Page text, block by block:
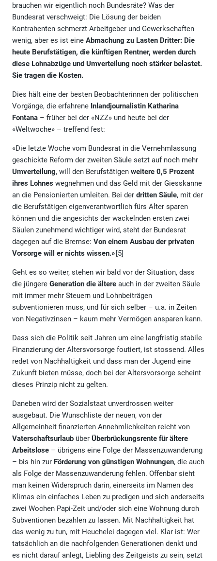
brauchen wir eigentlich noch Bundesräte? Was der
Bundesrat verschweigt: Die Lösung der beiden
Kontrahenten schmerzt Arbeitgeber und Gewerkschaften
wenig, aber es ist eine Abmachung zu Lasten Dritter: Die
heute Berufstätigen, die künftigen Rentner, werden durch
diese Lohnabzüge und Umverteilung noch stärker belastet.
Sie tragen die Kosten.
Dies hält eine der besten Beobachterinnen der politischen
Vorgänge, die erfahrene Inlandjournalistin Katharina
Fontana – früher bei der «NZZ» und heute bei der
«Weltwoche» – treffend fest:
«Die letzte Woche vom Bundesrat in die Vernehmlassung
geschickte Reform der zweiten Säule setzt auf noch mehr
Umverteilung, will den Berufstätigen weitere 0,5 Prozent
ihres Lohnes wegnehmen und das Geld mit der Giesskanne
an die Pensionierten umleiten. Bei der dritten Säule, mit der
die Berufstätigen eigenverantwortlich fürs Alter sparen
können und die angesichts der wackelnden ersten zwei
Säulen zunehmend wichtiger wird, steht der Bundesrat
dagegen auf die Bremse: Von einem Ausbau der privaten
Vorsorge will er nichts wissen.» [5]
Geht es so weiter, stehen wir bald vor der Situation, dass
die jüngere Generation die ältere auch in der zweiten Säule
mit immer mehr Steuern und Lohnbeiträgen
subventionieren muss, und für sich selber – u.a. in Zeiten
von Negativzinsen – kaum mehr Vermögen ansparen kann.
Dass sich die Politik seit Jahren um eine langfristig stabile
Finanzierung der Altersvorsorge foutiert, ist stossend. Alles
redet von Nachhaltigkeit und dass man der Jugend eine
Zukunft bieten müsse, doch bei der Altersvorsorge scheint
dieses Prinzip nicht zu gelten.
Daneben wird der Sozialstaat unverdrossen weiter
ausgebaut. Die Wunschliste der neuen, von der
Allgemeinheit finanzierten Annehmlichkeiten reicht von
Vaterschaftsurlaub über Überbrückungsrente für ältere
Arbeitslose – übrigens eine Folge der Massenzuwanderung
– bis hin zur Förderung von günstigen Wohnungen, die auch
als Folge der Massenzuwanderung fehlen. Offenbar sieht
man keinen Widerspruch darin, einerseits im Namen des
Klimas ein einfaches Leben zu predigen und sich anderseits
zwei Wochen Papi-Zeit und/oder sich eine Wohnung durch
Subventionen bezahlen zu lassen. Mit Nachhaltigkeit hat
das wenig zu tun, mit Heuchelei dagegen viel. Klar ist: Wer
tatsächlich an die nachfolgenden Generationen denkt und
es nicht darauf anlegt, Liebling des Zeitgeists zu sein, setzt